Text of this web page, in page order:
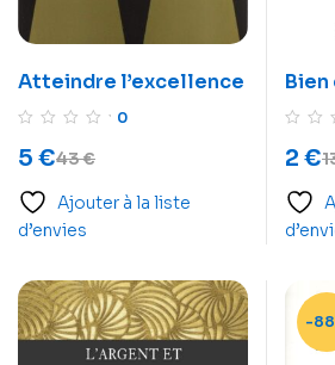
Atteindre l’excellence
0
43€
5 €
Ajouter à la liste
d’envies
Bien
2 €
-